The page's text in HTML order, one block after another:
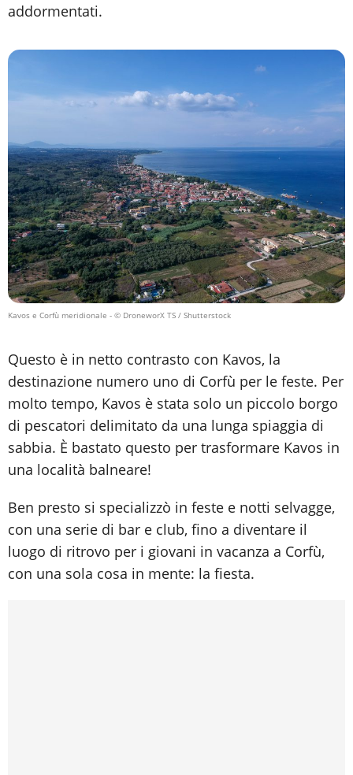
addormentati.
Kavos e Corfù meridionale - © DroneworX TS / Shutterstock
Questo è in netto contrasto con Kavos, la
destinazione numero uno di Corfù per le feste. Per
molto tempo, Kavos è stata solo un piccolo borgo
di pescatori delimitato da una lunga spiaggia di
sabbia. È bastato questo per trasformare Kavos in
una località balneare!
Ben presto si specializzò in feste e notti selvagge,
con una serie di bar e club, fino a diventare il
luogo di ritrovo per i giovani in vacanza a Corfù,
con una sola cosa in mente: la fiesta.